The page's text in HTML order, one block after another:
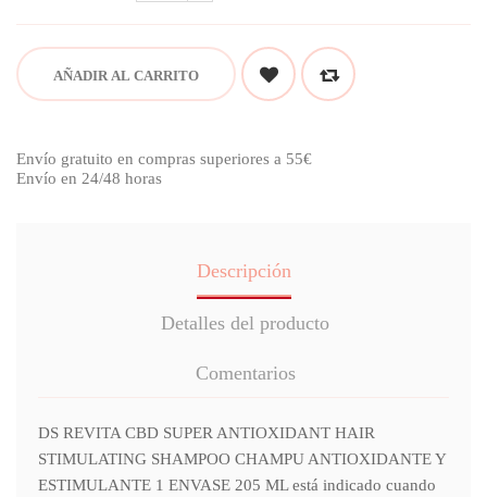
AÑADIR AL CARRITO
Envío gratuito en compras superiores a 55€
Envío en 24/48 horas
Descripción
Detalles del producto
Comentarios
DS REVITA CBD SUPER ANTIOXIDANT HAIR
STIMULATING SHAMPOO CHAMPU ANTIOXIDANTE Y
ESTIMULANTE 1 ENVASE 205 ML está indicado cuando